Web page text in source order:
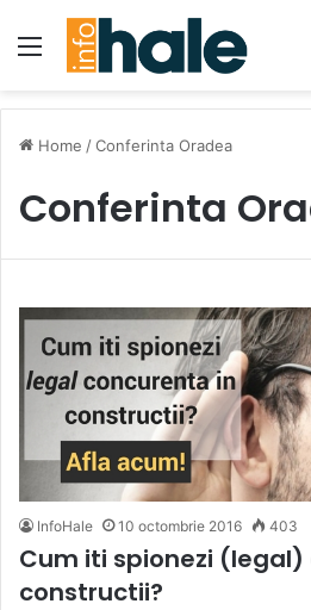
Menu
Home /Conferinta Oradea
Conferinta
InfoHale 10 octombrie 2016 403
Cum iti spionezi
constructii?